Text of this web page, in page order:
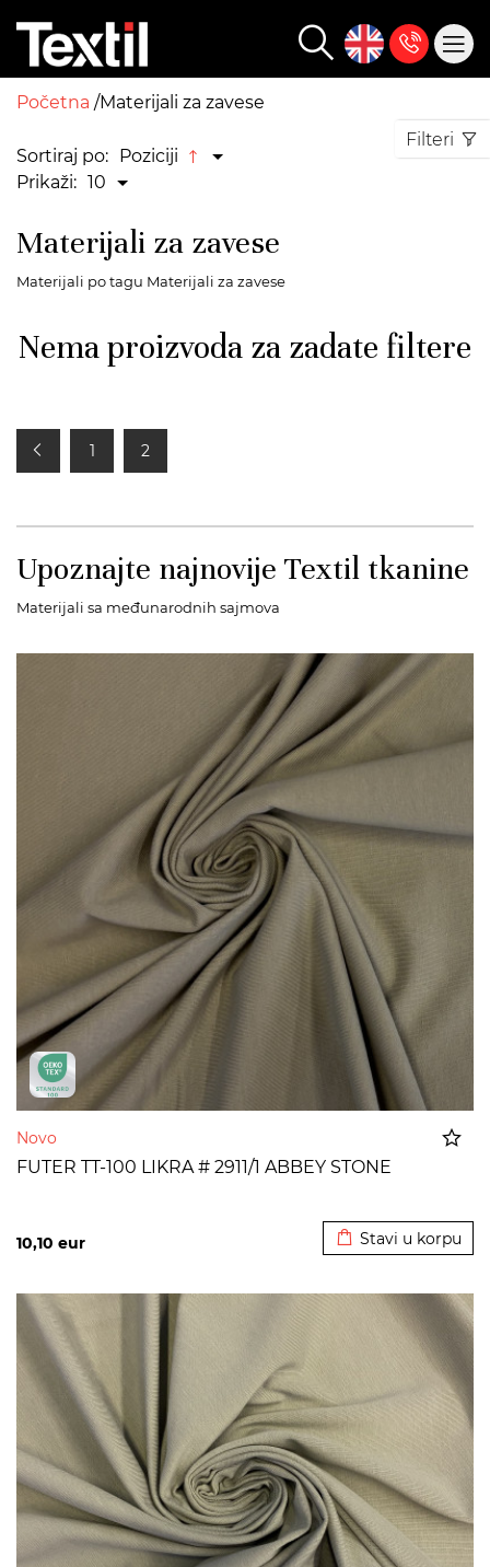
Početna Materijali za zavese
Sortiraj po: Poziciji
Prikaži: 10
Filteri
Materijali za zavese
Materijali po tagu Materijali za zavese
Nema proizvoda za zadate filtere
1 2
Upoznajte najnovije Textil tkanine
Materijali sa međunarodnih sajmova
Novo
FUTER TT-100 LIKRA # 2911/1 ABBEY STONE
10,10 eur Stavi u korpu